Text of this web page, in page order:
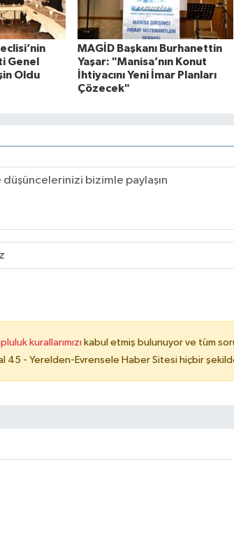
Genel
Oldu
MAGİD Başkanı Burhanettin
Yaşar: "Manisa’nın Konut
İhtiyacını Yeni İmar Planları
Çözecek"
kurallarımızı kabul etmiş bulunuyor ve tüm
45 - Yerelden-Evrensele Haber Sitesi hiçbir